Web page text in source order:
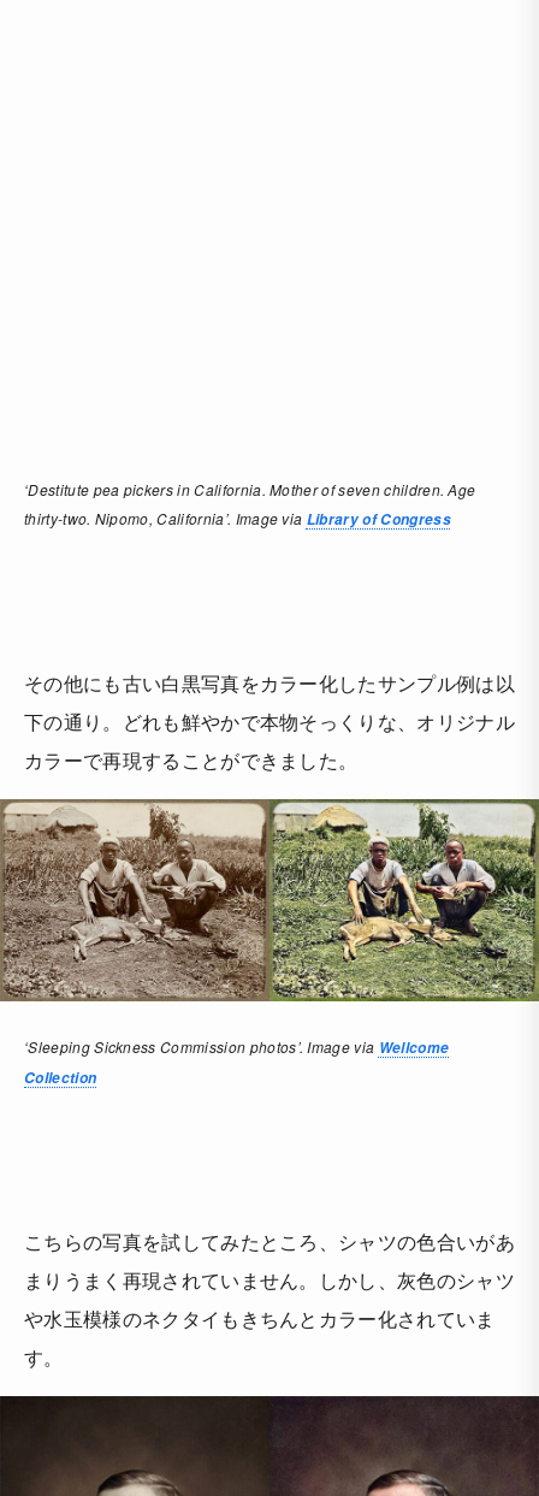
‘Destitute pea pickers in California. Mother of seven children. Age
thirty-two. Nipomo, California’. Image via Library of Congress
その他にも古い白黒写真をカラー化したサンプル例は以
下の通り。どれも鮮やかで本物そっくりな、オリジナル
カラーで再現することができました。
‘Sleeping Sickness Commission photos’. Image via Wellcome
Collection
こちらの写真を試してみたところ、シャツの色合いがあ
まりうまく再現されていません。しかし、灰色のシャツ
や水玉模様のネクタイもきちんとカラー化されていま
す。